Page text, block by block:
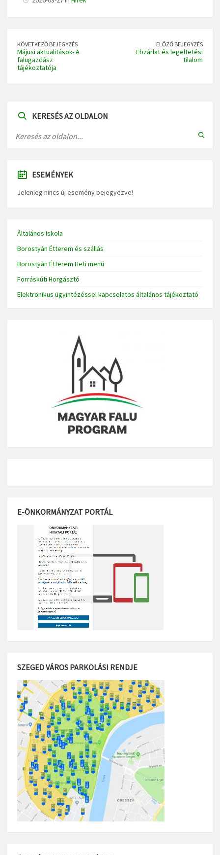
KÖVETKEZŐ BEJEGYZÉS
Májusi aktualitások- A
falugazdász
tájékoztatója
ELŐZŐ BEJEGYZÉS
Ebzárlat és legeltetési
tilalom
KERESÉS AZ OLDALON
ESEMÉNYEK
Jelenleg nincs új esemény bejegyezve!
Általános Iskola
Borostyán Étterem és szállás
Borostyán Étterem Heti menü
Forráskúti Horgásztó
Elektronikus ügyintézéssel kapcsolatos általános tájékoztató
E-ÖNKORMÁNYZAT PORTÁL
SZEGED VÁROS PARKOLÁSI RENDJE